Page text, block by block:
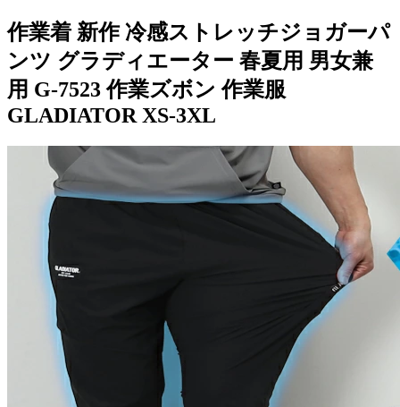
作業着 新作 冷感ストレッチジョガーパ
ンツ グラディエーター 春夏用 男女兼
用 G-7523 作業ズボン 作業服
GLADIATOR XS-3XL